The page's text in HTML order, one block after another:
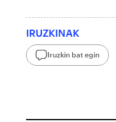
IRUZKINAK
Iruzkin bat egin